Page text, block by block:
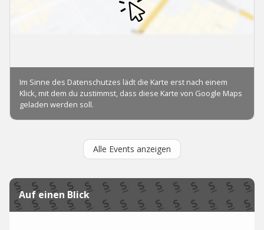
Alle Events anzeigen
Auf einen Blick